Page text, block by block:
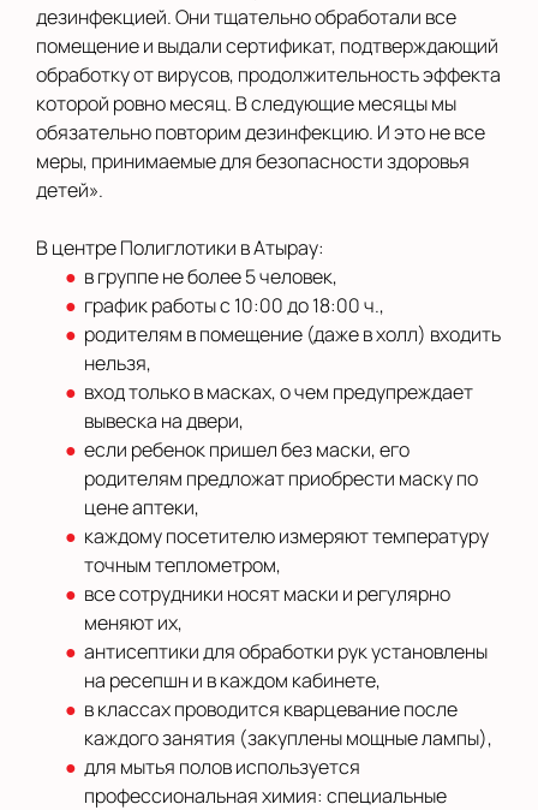
дезинфекцией. Они тщательно обработали все
помещение и выдали сертификат, подтверждающий
обработку от вирусов, продолжительность эффекта
которой ровно месяц. В следующие месяцы мы
обязательно повторим дезинфекцию. И это не все
меры, принимаемые для безопасности здоровья
детей».
В центре Полиглотики в Атырау:
в группе не более 5 человек,
график работы с 10:00 до 18:00 ч.,
родителям в помещение (даже в холл) входить
нельзя,
вход только в масках, о чем предупреждает
вывеска на двери,
если ребенок пришел без маски, его
родителям предложат приобрести маску по
цене аптеки,
каждому посетителю измеряют температуру
точным теплометром,
все сотрудники носят маски и регулярно
меняют их,
антисептики для обработки рук установлены
на ресепшн и в каждом кабинете,
в классах проводится кварцевание после
каждого занятия (закуплены мощные лампы),
для мытья полов используется
профессиональная химия: специальные